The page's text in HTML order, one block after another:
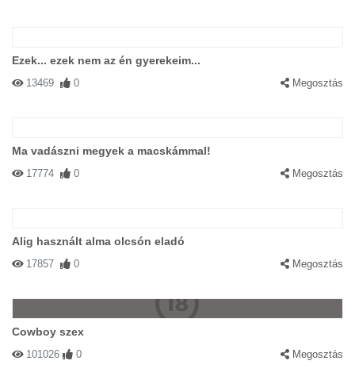
Ezek... ezek nem az én gyerekeim...
13469 0 Megosztás
Ma vadászni megyek a macskámmal!
17774 0 Megosztás
Alig használt alma olcsón eladó
17857 0 Megosztás
Cowboy szex
101026 0 Megosztás